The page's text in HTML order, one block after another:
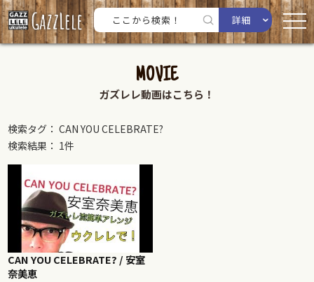
詳細
MOVIE
ガズレレ動画はこちら！
検索タグ： CAN YOU CELEBRATE?
検索結果： 1件
CAN YOU CELEBRATE? / 安室
奈美恵